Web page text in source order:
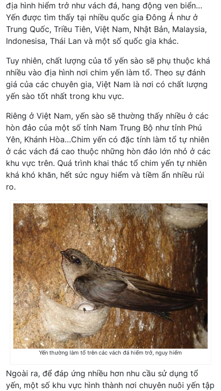
địa hình hiểm trở như vách đá, hang động ven biển…
Yến được tìm thấy tại nhiều quốc gia Đông Á như ở
Trung Quốc, Triều Tiên, Việt Nam, Nhật Bản, Malaysia,
Indonesisa, Thái Lan và một số quốc gia khác.
Tuy nhiên, chất lượng của tổ yến sào sẽ phụ thuộc khá
nhiều vào địa hình nơi chim yến làm tổ. Theo sự đánh
giá của các chuyên gia, Việt Nam là nơi có chất lượng
yến sào tốt nhất trong khu vực.
Riêng ở Việt Nam, yến sào sẽ thường thấy nhiều ở các
hòn đảo của một số tỉnh Nam Trung Bộ như tỉnh Phú
Yên, Khánh Hòa…Chim yến có đặc tính làm tổ tự nhiên
ở các vách đá cao thuộc những hòn đảo lớn nhỏ ở các
khu vực trên. Quá trình khai thác tổ chim yến tự nhiên
khá khó khăn, hết sức nguy hiểm và tiềm ẩn nhiều rủi
ro.
Yến thường làm tổ trên các vách đá hiểm trở, nguy hiểm
Ngoài ra, để đáp ứng nhiều hơn nhu cầu sử dụng tổ
yến, một số khu vực hình thành nơi chuyên nuôi yến tập